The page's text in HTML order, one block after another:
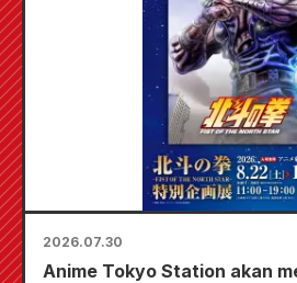
2026.07.30
Anime Tokyo Station akan